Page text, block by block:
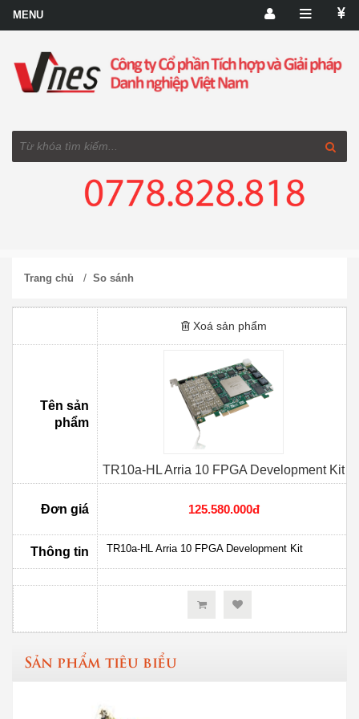
Trang chủ / So sánh
Xoá sản phẩm
Tên sản
phẩm
TR10a-HL Arria 10 FPGA Development Kit
Đơn giá 125.580.000đ
Thông tin TR10a-HL Arria 10 FPGA Development Kit
Sản phẩm tiêu biểu